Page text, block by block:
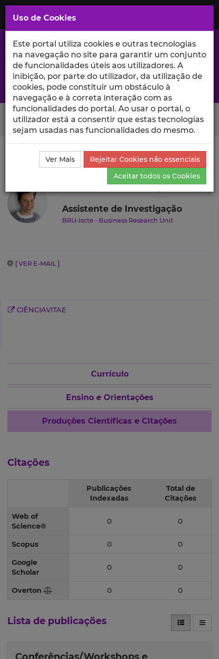
Saltar
para
Conteúdo
Principal
A excelência da investigação e ciência no Iscte
Search Button
Ciência_Iscte Autores
Laura Tecedeiro Sequeira Falé
Produções Científicas e Citações
Laura Tecedeiro Sequeira Falé
Assistente de Investigação
BRU-Iscte - Business Research Unit
[ VER E-MAIL ]
CIÊNCIAVITAE
Currículo
Ensino e Orientações
Produções Científicas e Citações
Citações
Publicações
Indexadas
Total de
Citações
Web of
Science®
0 0
Scopus 0 0
Google
Scholar
0 0
Overton 0 0
Lista de publicações
Uso de Cookies
Este portal utiliza cookies e outras tecnologias
na navegação no site para garantir um conjunto
de funcionalidades úteis aos utilizadores. A
inibição, por parte do utilizador, da utilização de
cookies, pode constituir um obstáculo à
navegação e à correta interação com as
funcionalidades do portal. Ao usar o portal, o
utilizador está a consentir que estas tecnologias
sejam usadas nas funcionalidades do mesmo.
Ver Mais
Rejeitar Cookies não essenciais
Aceitar todos os Cookies